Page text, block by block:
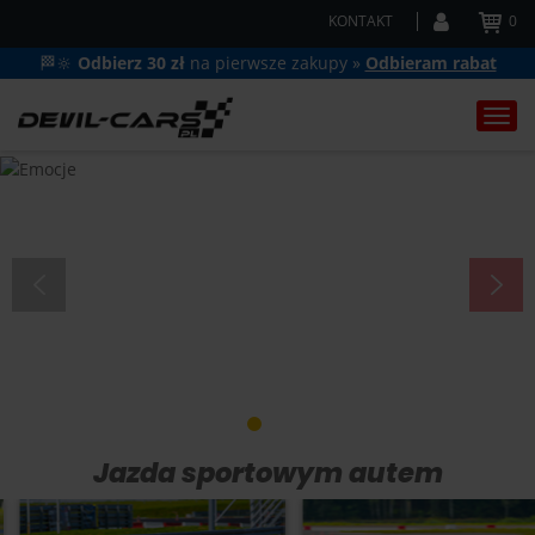
KONTAKT 0
🏁🔆 Odbierz 30 zł na pierwsze zakupy » Odbieram rabat
Jazda sportowym autem